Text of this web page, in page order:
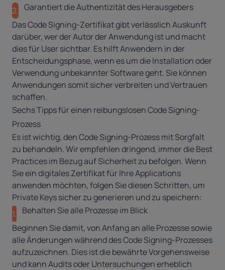
2. Garantiert die Authentizität des Herausgebers
Das Code Signing-Zertifikat gibt verlässlich Auskunft
darüber, wer der Autor der Anwendung ist und macht
dies für User sichtbar. Es hilft Anwendern in der
Entscheidungsphase, wenn es um die Installation oder
Verwendung unbekannter Software geht. Sie können
Anwendungen somit sicher verbreiten und Vertrauen
schaffen.
Sechs Tipps für einen reibungslosen Code Signing-
Prozess
Es ist wichtig, den Code Signing-Prozess mit Sorgfalt
zu behandeln. Wir empfehlen dringend, immer die Best
Practices im Bezug auf Sicherheit zu befolgen. Wenn
Sie ein digitales Zertifikat für Ihre Applications
anwenden möchten, folgen Sie diesen Schritten, um
Private Keys sicher zu generieren und zu speichern:
1. Behalten Sie alle Prozesse im Blick
Beginnen Sie damit, von Anfang an alle Prozesse sowie
alle Änderungen während des Code Signing-Prozesses
aufzuzeichnen. Dies ist die bewährte Vorgehensweise
und kann Audits oder Untersuchungen erheblich